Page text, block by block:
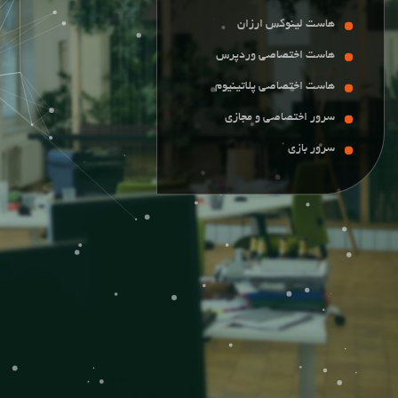
هاست لینوکس ارزان
هاست اختصاصی وردپرس
هاست اختصاصی پلاتینیوم
سرور اختصاصی و مجازی
سرور بازی
هاست لینوکس ارزان
هاست اختصاصی وردپرس
هاست اختصاصی پلاتینیوم
سرور اختصاصی و مجازی
سرور بازی